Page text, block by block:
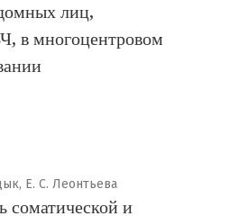
лиц,
в многоцентровом
Е. С. Леонтьева
соматической и